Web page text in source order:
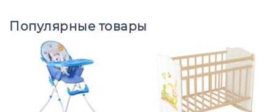
Популярные товары